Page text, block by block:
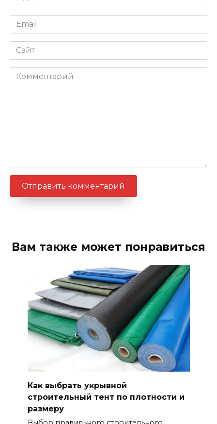
*
Email
*
Сайт
Комментарий
Вам также может понравиться
Как выбрать укрывной
строительный тент по плотности и
размеру